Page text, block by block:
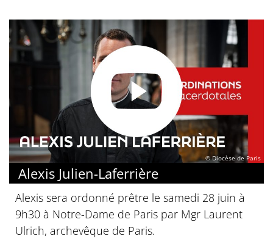
© Diocèse de Paris
Alexis Julien-Laferrière
Alexis sera ordonné prêtre le samedi 28 juin à
9h30 à Notre-Dame de Paris par Mgr Laurent
Ulrich, archevêque de Paris.